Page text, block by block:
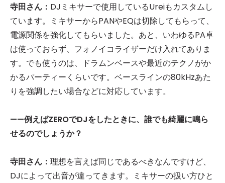
寺田さん： DJミキサーで使用しているUreiもカスタムし
ています。ミキサーからPANやEQは切除してもらって、
電源関係を強化してもらいました。あと、いわゆるPA卓
は使っておらず、フォノイコライザーだけ入れてありま
す。でも使うのは、ドラムンベースや最近のテクノがか
かるパーティーくらいです。ベースラインの80kHzあた
りを強調したい場合などに対応しています。
——例えばZEROでDJをしたときに、誰でも綺麗に鳴ら
せるのでしょうか？
寺田さん： 理想を言えば同じであるべきなんですけど、
DJによって出音が違ってきます。ミキサーの扱い方ひと